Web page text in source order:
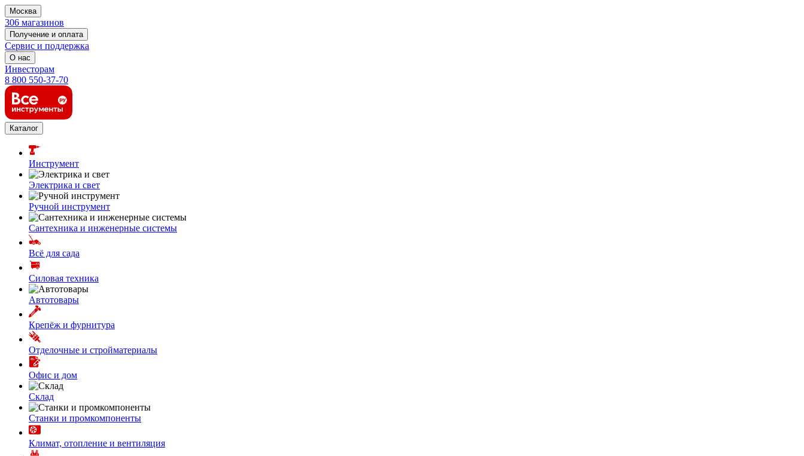
Москва
306 магазинов
Получение и оплата
Сервис и поддержка
О нас
Инвесторам
8 800 550-37-70
Каталог
Инструмент
Электрика и свет
Ручной инструмент
Сантехника и инженерные системы
Всё для сада
Силовая техника
Автотовары
Крепёж и фурнитура
Отделочные и стройматериалы
Офис и дом
Склад
Станки и промкомпоненты
Климат, отопление и вентиляция